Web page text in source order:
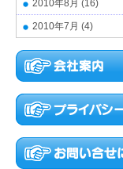
2010年8月 (16)
2010年7月 (4)